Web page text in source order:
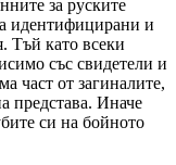
за руските
идентифицирани и
Тъй като всеки
със свидетели и
част от загиналите,
представа. Иначе
си на бойното